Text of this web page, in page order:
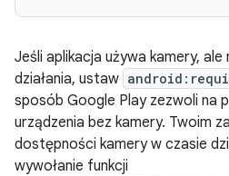
Jeśli aplikacja używa kamery, ale
działania, ustaw
sposób Google Play zezwoli na
urządzenia bez kamery. Twoim
dostępności kamery w czasie
wywołanie funkcji